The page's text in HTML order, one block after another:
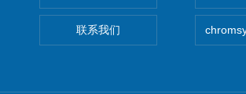
联系我们